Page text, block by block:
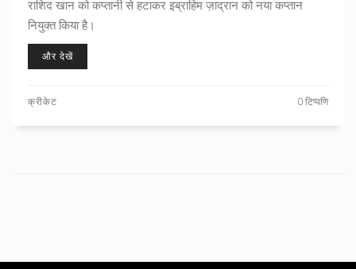
राशिद खान को कप्तानी से हटाकर इब्राहिम ज़ाद्रान को नया कप्तान
नियुक्त किया है।
और देखें
क्रीकेट 0 टिप्पणि